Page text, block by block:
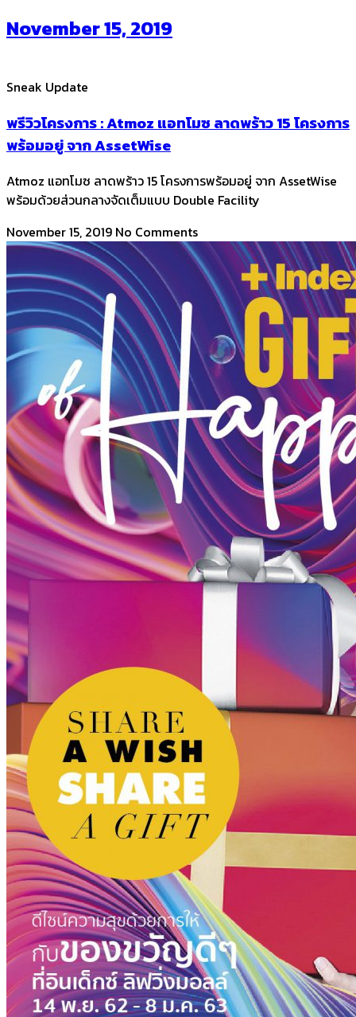
November 15, 2019
Sneak Update
พรีวิวโครงการ : Atmoz แอทโมซ ลาดพร้าว 15 โครงการ
พร้อมอยู่ จาก AssetWise
Atmoz แอทโมซ ลาดพร้าว 15 โครงการพร้อมอยู่ จาก AssetWise
พร้อมด้วยส่วนกลางจัดเต็มแบบ Double Facility
November 15, 2019 No Comments